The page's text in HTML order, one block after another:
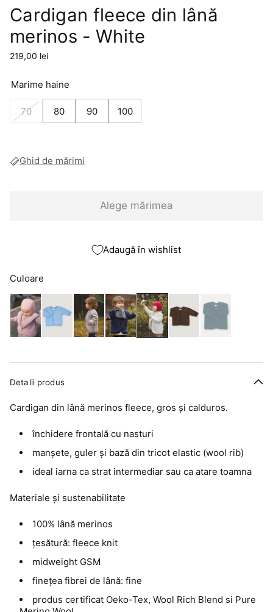
Cardigan fleece din lână
merinos - White
Preț
219,00 lei
Marime haine
70 80 90 100
Ghid de mărimi
Alege mărimea
Adaugă în wishlist
Culoare
Detalii produs
Cardigan din lână merinos fleece, gros și calduros.
închidere frontală cu nasturi
manșete, guler și bază din tricot elastic (wool rib)
ideal iarna ca strat intermediar sau ca atare toamna
Materiale și sustenabilitate
100% lână merinos
țesătură: fleece knit
midweight GSM
finețea fibrei de lână: fine
produs certificat Oeko-Tex, Wool Rich Blend si Pure